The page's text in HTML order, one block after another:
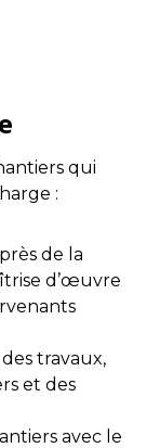
qui
:
de la
d’œuvre
travaux,
et des
avec le